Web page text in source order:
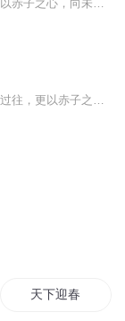
天下迎春